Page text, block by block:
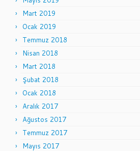
Mart 2019
Ocak 2019
Temmuz 2018
Nisan 2018
Mart 2018
Şubat 2018
Ocak 2018
Aralık 2017
Ağustos 2017
Temmuz 2017
Mayıs 2017